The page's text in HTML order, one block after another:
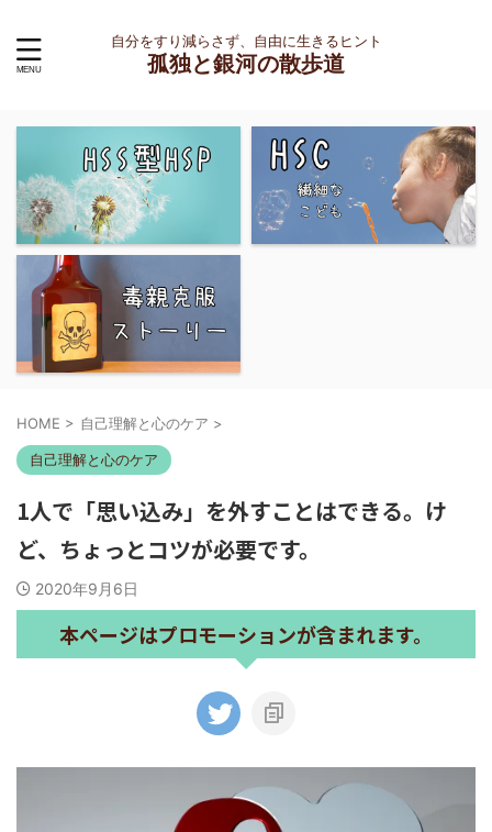
自分をすり減らさず、自由に生きるヒント
孤独と銀河の散歩道
HOME > 自己理解と心のケア >
自己理解と心のケア
1人で「思い込み」を外すことはできる。け
ど、ちょっとコツが必要です。
2020年9月6日
本ページはプロモーションが含まれます。